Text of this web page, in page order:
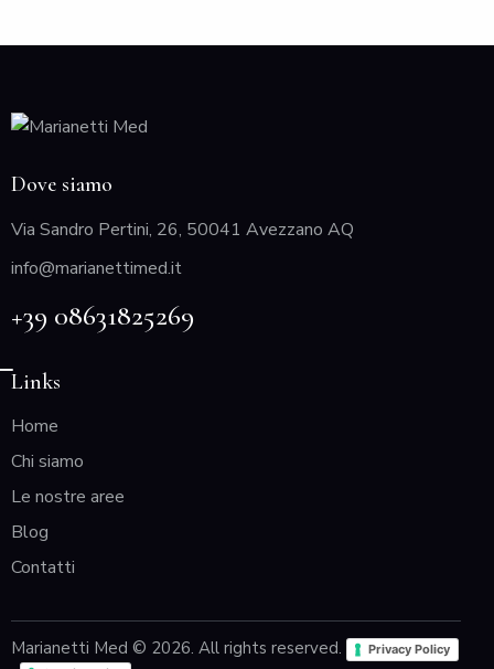
Dove siamo
Via Sandro Pertini, 26, 50041 Avezzano AQ
info@marianettimed.it
+39 08631825269
Links
Home
Chi siamo
Le nostre aree
Blog
Contatti
Marianetti Med © 2026. All rights reserved.
Privacy Policy